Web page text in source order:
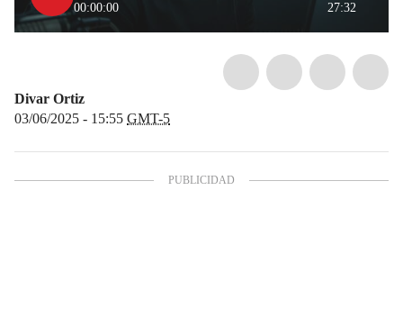
00:00:00 27:32
Divar Ortiz
03/06/2025 - 15:55 GMT-5